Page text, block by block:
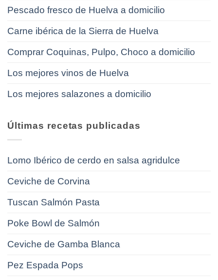
Pescado fresco de Huelva a domicilio
Carne ibérica de la Sierra de Huelva
Comprar Coquinas, Pulpo, Choco a domicilio
Los mejores vinos de Huelva
Los mejores salazones a domicilio
Últimas recetas publicadas
Lomo Ibérico de cerdo en salsa agridulce
Ceviche de Corvina
Tuscan Salmón Pasta
Poke Bowl de Salmón
Ceviche de Gamba Blanca
Pez Espada Pops